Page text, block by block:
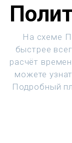
На схеме
быстрее
расчёт
можете
Подробный